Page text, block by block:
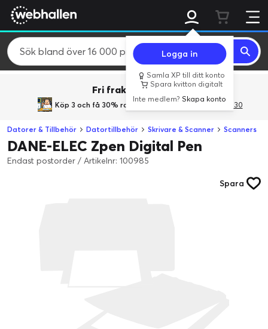
Logga in
Samla XP till ditt konto
Spara kvitton digitalt
Inte medlem?Skapa konto
Fri frakt över 800 kr.
Köp 3 och få 30% rabatt med rabattkoden 3Gives30
Datorer & Tillbehör Datortillbehör Skrivare & Scanner Scanners
DANE-ELEC Zpen Digital Pen
Endast postorder / Artikelnr: 100985
Spara